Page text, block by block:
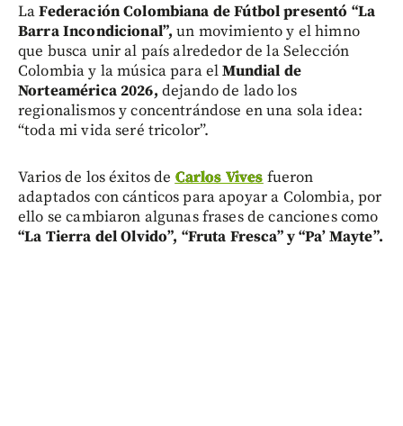
LaFederación Colombiana de Fútbol presentó “La
Barra Incondicional”, un movimiento y el himno
que busca unir al país alrededor de la Selección
Colombia y la música para elMundial de
Norteamérica 2026, dejando de lado los
regionalismos y concentrándose en una sola idea:
“toda mi vida seré tricolor”.
Varios de los éxitos de Carlos Vives fueron
adaptados con cánticos para apoyar a Colombia, por
ello se cambiaron algunas frases de canciones como
“La Tierra del Olvido”, “Fruta Fresca” y “Pa’ Mayte”.